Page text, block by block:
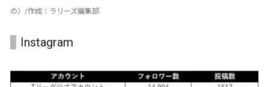
の）/作成：ラリーズ編集部
Instagram